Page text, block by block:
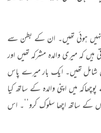
نہیں ہوئی تھیں۔ ان کے بطن سے
کہ میری والدہ مشرکہ تھیں اور
شامل تھیں۔ ایک بار میرے پاس
میں اپنی والدہ کے ساتھ کیا
کے ساتھ اچھا سلوک کرو‘‘۔ اس